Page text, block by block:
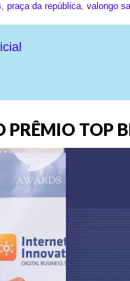
praça da república valongo
PRÊMIO TOP